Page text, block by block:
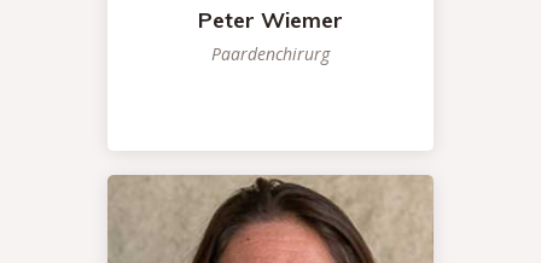
Peter Wiemer
Paardenchirurg